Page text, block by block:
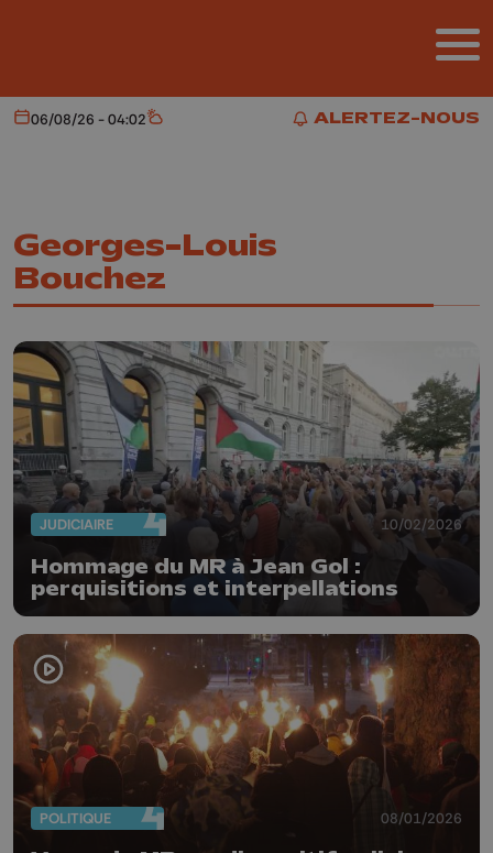
ALERTEZ-NOUS
ALERTEZ-NOUS
Aujourd'hui
06/08/26 - 04:02 Météo
Georges-Louis
Bouchez
JUDICIAIRE 10/02/2026
Hommage du MR à Jean Gol :
perquisitions et interpellations
POLITIQUE 08/01/2026